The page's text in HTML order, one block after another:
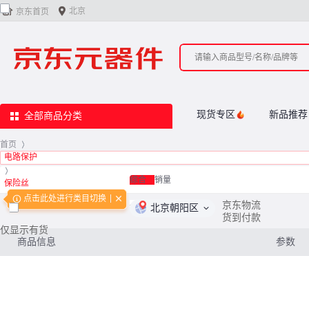
 京东首页  北京
全部商品分类 现货专区 新品推荐
首页
>
电路保护
>
保险丝
点击此处进行类目切换
综合 销量
< 0/0 >
北京朝阳区
京东物流
货到付款
仅显示有货
商品信息
参数